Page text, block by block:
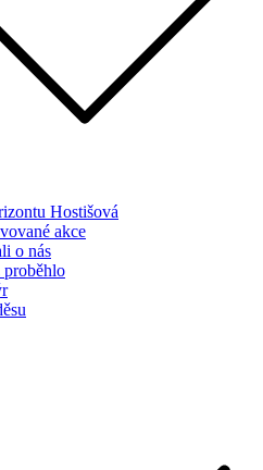
Hostišová
akce
o nás
proběhlo